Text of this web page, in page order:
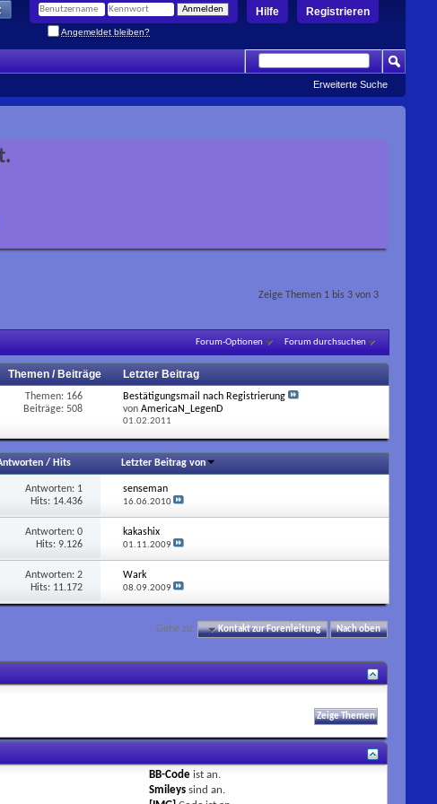
Registrieren
Hilfe
Angemeldet bleiben?
Erweiterte Suche
Zeige Themen 1 bis 3 von 3
Forum-Optionen Forum durchsuchen
Themen / Beiträge Letzter Beitrag
Themen: 166
Beiträge: 508
Bestätigungsmail nach Registrierung
von AmericaN_LegenD
01.02.2011
/ Hits Letzter Beitrag von
Antworten: 1
Hits: 14.436
senseman
16.06.2010
Antworten:0
Hits: 9.126
kakashix
01.11.2009
Antworten:2
Hits: 11.172
Wark
08.09.2009
Gehe zu: Kontakt zur Forenleitung Nach oben
BB-Code istan.
Smileys sindan.